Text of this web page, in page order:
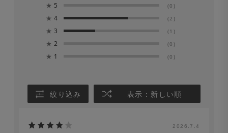
★ 5 (0)
★ 4 (2)
★ 3 (1)
★ 2 (0)
★ 1 (0)
絞り込み 表示：新しい順
2026.7.4